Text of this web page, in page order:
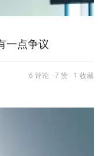
一点争议
6 评论 7 赞 1 收藏